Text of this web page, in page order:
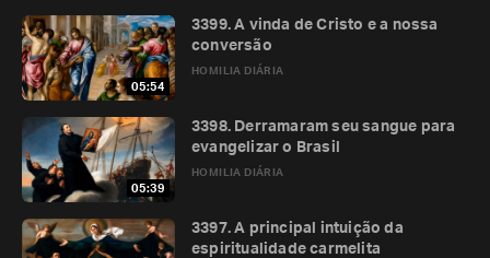
05:54
HOMILIA DIÁRIA
3399. A vinda de Cristo e a nossa
conversão
05:39
HOMILIA DIÁRIA
3398. Derramaram seu sangue para
evangelizar o Brasil
3397. A principal intuição da
espiritualidade carmelita